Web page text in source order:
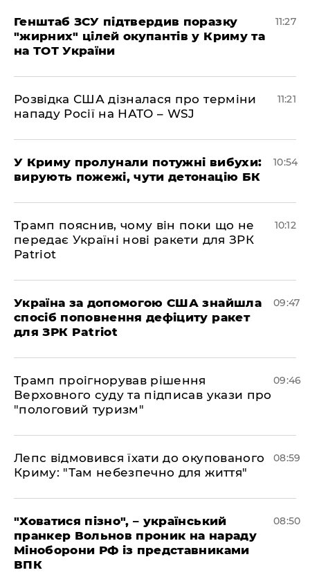
Генштаб ЗСУ підтвердив поразку
"жирних" цілей окупантів у Криму та
на ТОТ України
11:27
Розвідка США дізналася про терміни
нападу Росії на НАТО – WSJ
11:21
У Криму пролунали потужні вибухи:
вирують пожежі, чути детонацію БК
10:54
Трамп пояснив, чому він поки що не
передає Україні нові ракети для ЗРК
Patriot
10:12
Україна за допомогою США знайшла
спосіб поповнення дефіциту ракет
для ЗРК Patriot
09:47
Трамп проігнорував рішення
Верховного суду та підписав укази про
"пологовий туризм"
09:46
Лепс відмовився їхати до окупованого
Криму: "Там небезпечно для життя"
08:59
"Ховатися пізно", – український
пранкер Вольнов проник на нараду
Міноборони РФ із представниками
ВПК
08:50